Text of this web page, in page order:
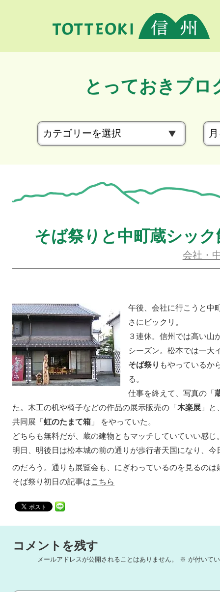
とっておきブロ
カ
テ
リ
ー
そば祭りと中町蔵シック
会社・
午後、会社に行こうと中
さにビックリ。
３連休。信州では高い山
シーズン。松本では一大
そば祭り もやっているか
る。
仕事を終えて、写真の「
た。木工の机や椅子などの作品の展示販売の「木楽展 」
共同展「虹のたまて箱 」 をやっていた。
どちらも無料だが、蔵の建物ともマッチしていていい感じ
明日、明後日は松本城の前の通りが歩行者天国になり、今
のだろう。通りも展覧会も、にぎわっているのを見るのは
そば祭り初日の記事はこちら
コメントを残す
メールアドレスが公開されることはありません。 ※ が付いて